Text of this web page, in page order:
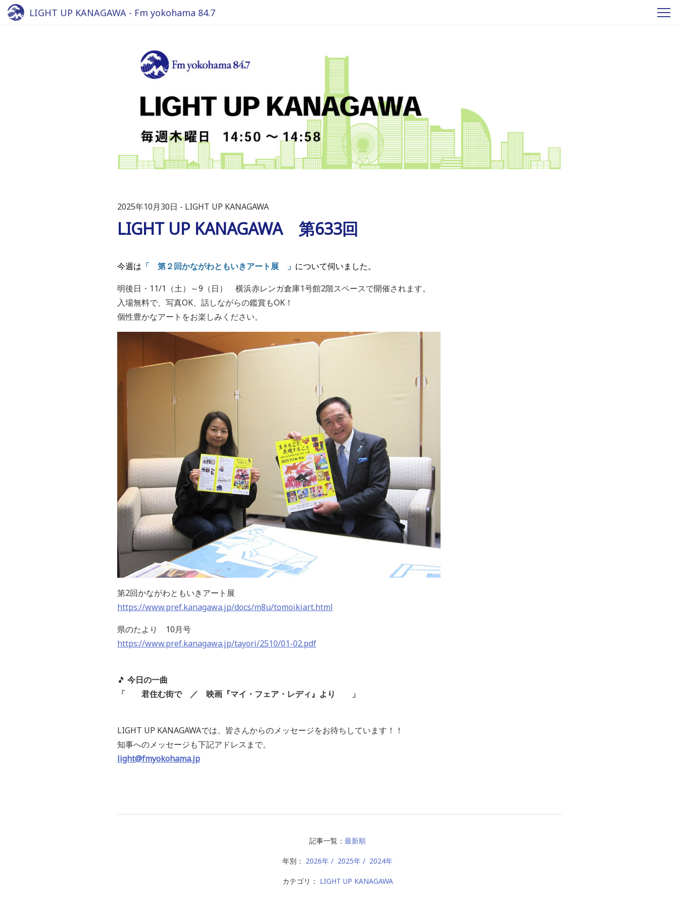
LIGHT UP KANAGAWA - Fm yokohama 84.7
2025年10月30日 LIGHT UP KANAGAWA
LIGHT UP KANAGAWA 第633回
今週は 「 第２回かながわともいきアート展 」 について伺いました。
明後日・11/1（土）～9（日） 横浜赤レンガ倉庫1号館2階スペースで開催されます。
入場無料で、写真OK、話しながらの鑑賞もOK！
個性豊かなアートをお楽しみください。
第2回かながわともいきアート展
https://www.pref.kanagawa.jp/docs/m8u/tomoikiart.html
県のたより 10月号
https://www.pref.kanagawa.jp/tayori/2510/01-02.pdf
🎵 今日の一曲
「 君住む街で ／ 映画『マイ・フェア・レディ』より
」
LIGHT UP KANAGAWAでは、皆さんからのメッセージをお待ちしています！！
知事へのメッセージも下記アドレスまで。
light@fmyokohama.jp
記事一覧： 最新順
年別： 2026年 2025年 2024年
カテゴリ： LIGHT UP KANAGAWA